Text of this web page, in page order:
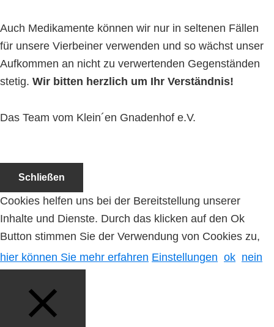
Auch Medikamente können wir nur in seltenen Fällen
für unsere Vierbeiner verwenden und so wächst unser
Aufkommen an nicht zu verwertenden Gegenständen
stetig. Wir bitten herzlich um Ihr Verständnis!
Das Team vom Klein´en Gnadenhof e.V.
Schließen
Cookies helfen uns bei der Bereitstellung unserer
Inhalte und Dienste. Durch das klicken auf den Ok
Button stimmen Sie der Verwendung von Cookies zu,
hier können Sie mehr erfahren Einstellungen ok nein